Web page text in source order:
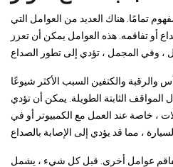
تمامًا. هناك العديد من العوامل التي
أو تفاقمه. هذه العوامل يمكن أن تعزز
والرقبة والكتفين السبب الأكثر شيوعًا
المواقف الثابتة الطويلة. يمكن أن تؤدي
، خاصة عند العمل مع الكمبيوتر أو في
عوامل أخرى. قبل كل شيء ، يشمل